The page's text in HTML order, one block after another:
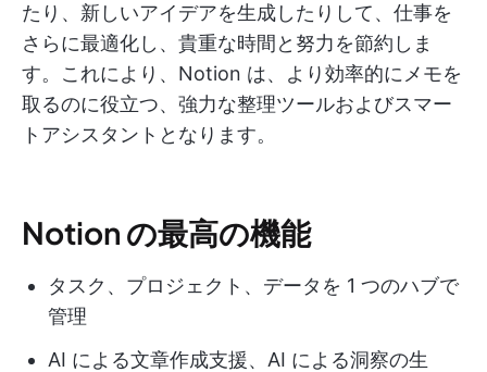
たり、新しいアイデアを生成したりして、仕事を
さらに最適化し、貴重な時間と努力を節約しま
す。これにより、Notion は、より効率的にメモを
取るのに役立つ、強力な整理ツールおよびスマー
トアシスタントとなります。
Notion の最高の機能
タスク、プロジェクト、データを 1 つのハブで
管理
AI による文章作成支援、AI による洞察の生